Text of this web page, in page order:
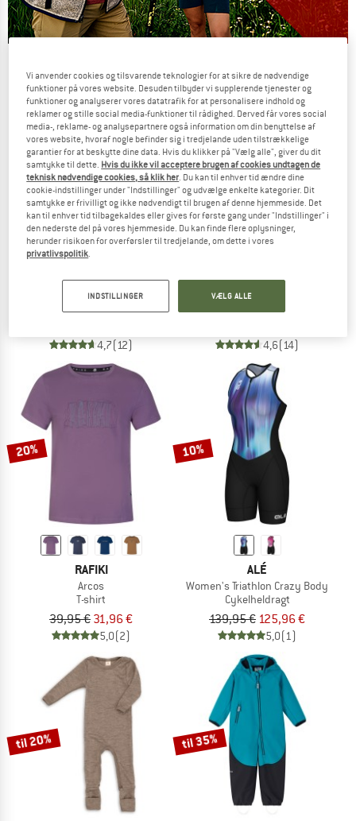
phase
NOW UP TO 50% OFF
TO THE SALE
DISANA
Kid's Zipp-Overall
Kedeldragt
4,7(12)
DISANA
Kid's Walk-Overall
4,6(14)
20%
RAFIKI
Arcos
T-shirt
39,95 € 31,96 €
5,0(2)
10%
ALÉ
Women's Triathlon Crazy Body
Cykelheldragt
139,95 € 125,96 €
5,0(1)
til 20% til 35%
Vi anvender cookies og tilsvarende teknologier for at sikre de nødvendige
funktioner på vores website. Desuden tilbyder vi supplerende tjenester og
funktioner og analyserer vores datatrafik for at personalisere indhold og
reklamer og stille social media-funktioner til rådighed. Derved får vores social
media-, reklame- og analysepartnere også information om din benyttelse af
vores website, hvoraf nogle befinder sig i tredjelande uden tilstrækkelige
garantier for at beskytte dine data. Hvis du klikker på "Vælg alle", giver du dit
samtykke til dette. Hvis du ikke vil acceptere brugen af cookies undtagen de
teknisk nødvendige cookies, så klik her. Du kan til enhver tid ændre dine
cookie-indstillinger under "Indstillinger" og udvælge enkelte kategorier. Dit
samtykke er frivilligt og ikke nødvendigt til brugen af denne hjemmeside. Det
kan til enhver tid tilbagekaldes eller gives for første gang under "Indstillinger" i
den nederste del på vores hjemmeside. Du kan finde flere oplysninger,
herunder risikoen for overførsler til tredjelande, om dette i vores
privatlivspolitik.
INDSTILLINGER VÆLG ALLE